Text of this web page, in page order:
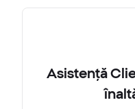
Asistență